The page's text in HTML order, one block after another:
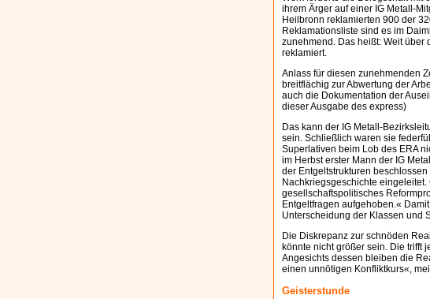
ihrem Ärger auf einer IG Metall-
Heilbronn reklamierten 900 der
Reklamationsliste sind es im
zunehmend. Das heißt: Weit
reklamiert.
Anlass für diesen zunehmenden
breitflächig zur Abwertung der
auch die Dokumentation der
dieser Ausgabe des express)
Das kann der IG Metall-
sein. Schließlich waren sie
Superlativen beim Lob des ERA
im Herbst erster Mann der IG
der Entgeltstrukturen
Nachkriegsgeschichte
gesellschaftspolitisches
Entgeltfragen aufgehoben.«
Unterscheidung der Klassen und
Die Diskrepanz zur schnöden
könnte nicht größer sein. Die trifft
Angesichts dessen bleiben die
einen unnötigen Konfliktkurs«,
Geisterstunde